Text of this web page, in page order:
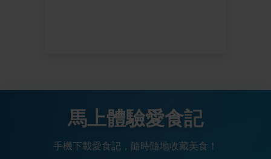
馬上體驗愛食記
手機下載愛食記，隨時隨地收藏美食！